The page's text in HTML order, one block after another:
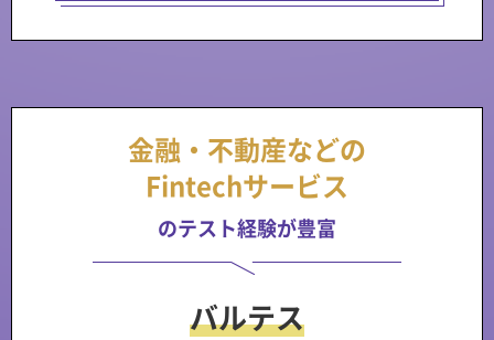
金融・不動産などの
Fintechサービス
のテスト経験が豊富
バルテス